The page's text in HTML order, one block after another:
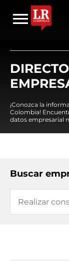
¡Conozca la
Colombia!
datos empresarial
Buscar